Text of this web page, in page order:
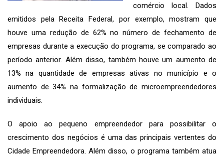
comércio local. Dados
emitidos pela Receita Federal, por exemplo, mostram que
houve uma redução de 62% no número de fechamento de
empresas durante a execução do programa, se comparado ao
período anterior. Além disso, também houve um aumento de
13% na quantidade de empresas ativas no município e o
aumento de 34% na formalização de microempreendedores
individuais.
O apoio ao pequeno empreendedor para possibilitar o
crescimento dos negócios é uma das principais vertentes do
Cidade Empreendedora. Além disso, o programa também atua